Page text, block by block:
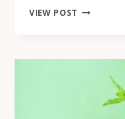
VIEW POST PRAJITURA
CRUMBLE